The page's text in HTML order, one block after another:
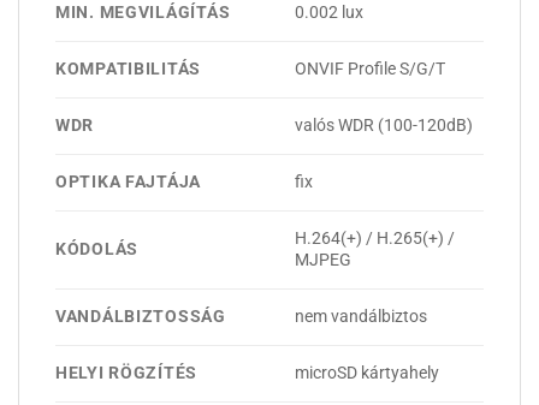
MIN. MEGVILÁGÍTÁS 0.002 lux
KOMPATIBILITÁS ONVIF Profile S/G/T
WDR valós WDR (100-120dB)
OPTIKA FAJTÁJA fix
KÓDOLÁS
H.264(+) / H.265(+) /
MJPEG
VANDÁLBIZTOSSÁG nem vandálbiztos
HELYI RÖGZÍTÉS microSD kártyahely